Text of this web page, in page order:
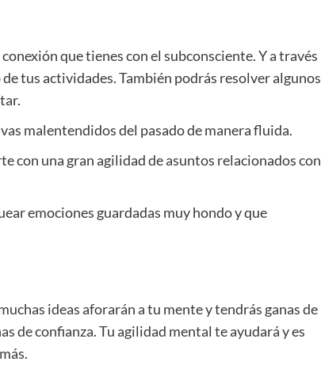
que tienes con el subconsciente. Y a través
tus actividades. También podrás resolver algunos
malentendidos del pasado de manera fluida.
con una gran agilidad de asuntos relacionados con
emociones guardadas muy hondo y que
ideas aforarán a tu mente y tendrás ganas de
de confianza. Tu agilidad mental te ayudará y es